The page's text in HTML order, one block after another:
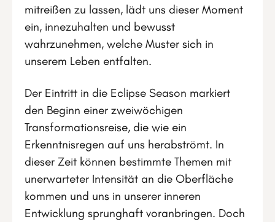
mitreißen zu lassen, lädt uns dieser Moment
ein, innezuhalten und bewusst
wahrzunehmen, welche Muster sich in
unserem Leben entfalten.
Der Eintritt in die Eclipse Season markiert
den Beginn einer zweiwöchigen
Transformationsreise, die wie ein
Erkenntnisregen auf uns herabströmt. In
dieser Zeit können bestimmte Themen mit
unerwarteter Intensität an die Oberfläche
kommen und uns in unserer inneren
Entwicklung sprunghaft voranbringen. Doch